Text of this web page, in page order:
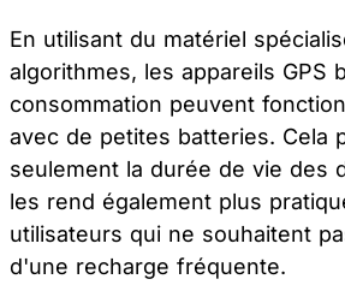
En utilisant du matériel
algorithmes, les appareils GPS
consommation peuvent
avec de petites batteries. Cela
seulement la durée de vie des
les rend également plus
utilisateurs qui ne souhaitent
d'une recharge fréquente.